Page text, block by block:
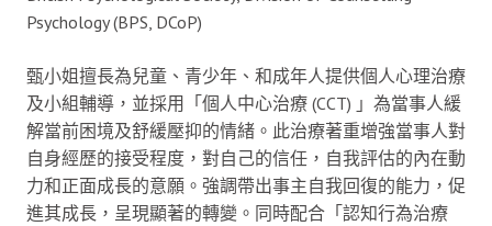
Psychology (BPS, DCoP)
甄小姐擅長為兒童、青少年、和成年人提供個人心理治療
及小組輔導，並採用「個人中心治療 (CCT) 」為當事人緩
解當前困境及舒緩壓抑的情緒。此治療著重增強當事人對
自身經歷的接受程度，對自己的信任，自我評估的內在動
力和正面成長的意願。強調帶出事主自我回復的能力，促
進其成長，呈現顯著的轉變。同時配合「認知行為治療